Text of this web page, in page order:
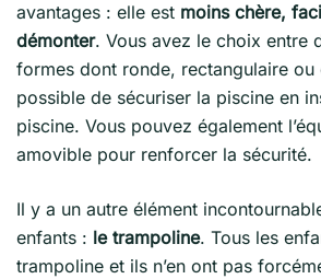
avantages : elle est moins chère,
démonter. Vous avez le choix entre
formes dont ronde, rectangulaire ou
possible de sécuriser la piscine en
piscine. Vous pouvez également
amovible pour renforcer la sécurité.
Il y a un autre élément
enfants : le trampoline. Tous les
trampoline et ils n’en ont pas